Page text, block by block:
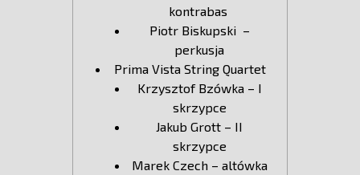
kontrabas
Piotr Biskupski –
perkusja
Prima Vista String Quartet
Krzysztof Bzówka – I
skrzypce
Jakub Grott – II
skrzypce
Marek Czech – altówka